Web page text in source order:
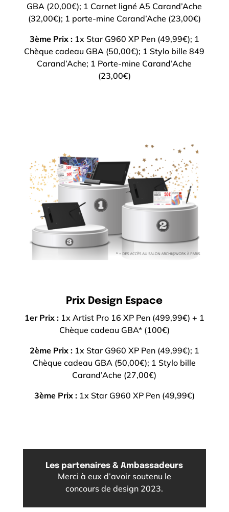
GBA (20,00€); 1 Carnet ligné A5 Carand’Ache
(32,00€); 1 porte-mine Carand’Ache (23,00€)
3ème Prix :1x Star G960 XP Pen (49,99€); 1
Chèque cadeau GBA (50,00€); 1 Stylo bille 849
Carand’Ache; 1 Porte-mine Carand’Ache
(23,00€)
Prix Design Espace
1er Prix :1x Artist Pro 16 XP Pen (499,99€) + 1
Chèque cadeau GBA* (100€)
2ème Prix :1x Star G960 XP Pen (49,99€); 1
Chèque cadeau GBA (50,00€); 1 Stylo bille
Carand’Ache (27,00€)
3ème Prix :1x Star G960 XP Pen (49,99€)
Les partenaires & Ambassadeurs
Merci à eux d’avoir soutenu le
concours de design 2023.